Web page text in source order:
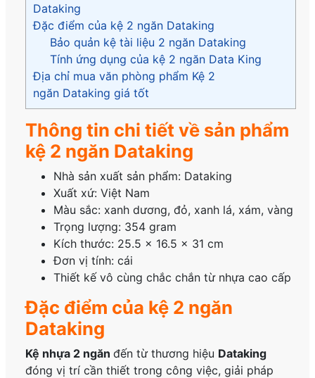
Dataking
Đặc điểm của kệ 2 ngăn Dataking
Bảo quản kệ tài liệu 2 ngăn Dataking
Tính ứng dụng của kệ 2 ngăn Data King
Địa chỉ mua văn phòng phẩm Kệ 2
ngăn Dataking giá tốt
Thông tin chi tiết về sản phẩm
kệ 2 ngăn Dataking
Nhà sản xuất sản phẩm: Dataking
Xuất xứ: Việt Nam
Màu sắc: xanh dương, đỏ, xanh lá, xám, vàng
Trọng lượng: 354 gram
Kích thước: 25.5 x 16.5 x 31 cm
Đơn vị tính: cái
Thiết kế vô cùng chắc chắn từ nhựa cao cấp
Đặc điểm của kệ 2 ngăn
Dataking
Kệ nhựa 2 ngănđến từ thương hiệu Dataking
đóng vị trí cần thiết trong công việc, giải pháp